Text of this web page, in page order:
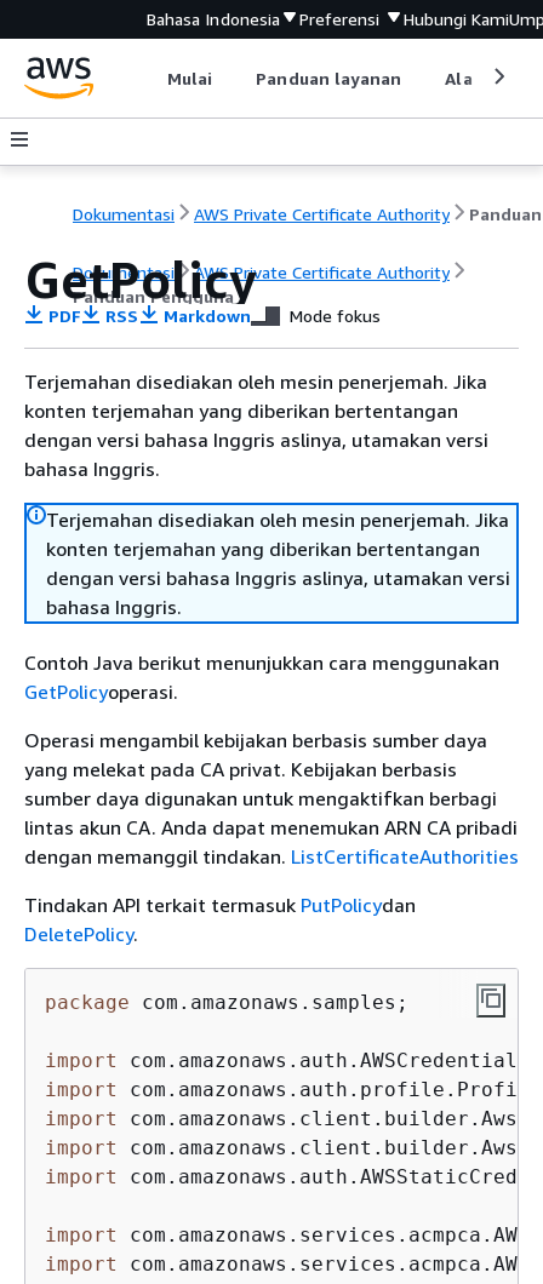
Bahasa Indonesia Preferensi Hubungi Kami
Mulai Panduan layanan Alat
Dokumentasi AWS Private Certificate Authority
Dokumentasi
AWS Private Certificate Authority
Panduan Pengguna
GetPolicy
PDF RSS Markdown Mode fokus
Terjemahan disediakan oleh mesin penerjemah. Jika
konten terjemahan yang diberikan bertentangan
dengan versi bahasa Inggris aslinya, utamakan versi
bahasa Inggris.
Terjemahan disediakan oleh mesin penerjemah. Jika
konten terjemahan yang diberikan bertentangan
dengan versi bahasa Inggris aslinya, utamakan versi
bahasa Inggris.
Contoh Java berikut menunjukkan cara menggunakan
GetPolicyoperasi.
Operasi mengambil kebijakan berbasis sumber daya
yang melekat pada CA privat. Kebijakan berbasis
sumber daya digunakan untuk mengaktifkan berbagi
lintas akun CA. Anda dapat menemukan ARN CA pribadi
dengan memanggil tindakan. ListCertificateAuthorities
Tindakan API terkait termasuk PutPolicydan
DeletePolicy.
package com.amazonaws.samples;
import
import
import
import
import
import
import